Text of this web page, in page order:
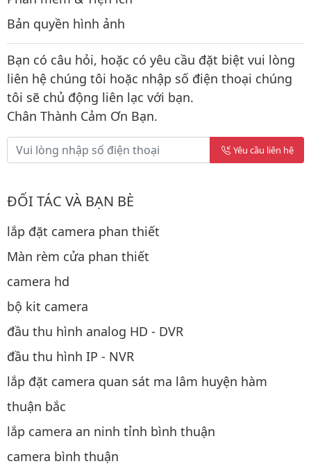
Bản quyền hình ảnh
Bạn có câu hỏi, hoặc có yêu cầu đặt biệt vui lòng
liên hệ chúng tôi hoặc nhập số điện thoại chúng
tôi sẽ chủ động liên lạc với bạn.
Chân Thành Cảm Ơn Bạn.
Yêu cầu liên hệ
ĐỐI TÁC VÀ BẠN BÈ
lắp đặt camera phan thiết
Màn rèm cửa phan thiết
camera hd
bộ kit camera
đầu thu hình analog HD - DVR
đầu thu hình IP - NVR
lắp đặt camera quan sát ma lâm huyện hàm
thuận bắc
lắp camera an ninh tỉnh bình thuận
camera bình thuận